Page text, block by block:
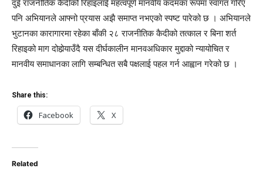
दुई राजनीतिक कैदीको रिहाइलाई महत्वपूर्ण मानवीय कदमका रूपमा स्वागत गरिए
पनि अभियानले आफ्नो प्रयास अझै समाप्त नभएको स्पष्ट पारेको छ । अभियानले
भुटानका कारागारमा रहेका बाँकी २८ राजनीतिक कैदीको तत्काल र बिना शर्त
रिहाइको माग दोहोर्‍याउँदै यस दीर्घकालीन मानवअधिकार मुद्दाको न्यायोचित र
मानवीय समाधानका लागि सम्बन्धित सबै पक्षलाई पहल गर्न आह्वान गरेको छ ।
Share this:
Facebook X
Related